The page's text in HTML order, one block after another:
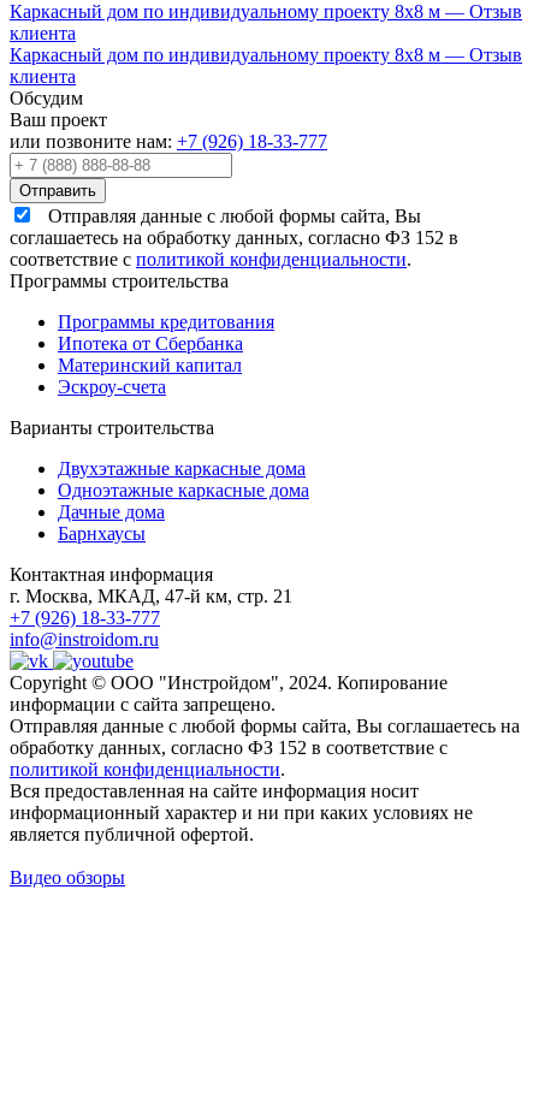
Каркасный дом по индивидуальному проекту 8х8 м — Отзыв
клиента
Каркасный дом по индивидуальному проекту 8х8 м — Отзыв
клиента
Обсудим
Ваш проект
или позвоните нам: +7 (926) 18-33-777
Отправляя данные с любой формы сайта, Вы
соглашаетесь на обработку данных, согласно ФЗ 152 в
соответствие с политикой конфиденциальности.
Программы строительства
Программы кредитования
Ипотека от Сбербанка
Материнский капитал
Эскроу-счета
Варианты строительства
Двухэтажные каркасные дома
Одноэтажные каркасные дома
Дачные дома
Барнхаусы
Контактная информация
г. Москва, МКАД, 47-й км, стр. 21
+7 (926) 18-33-777
info@instroidom.ru
Copyright © ООО "Инстройдом", 2024. Копирование
информации с сайта запрещено.
Отправляя данные с любой формы сайта, Вы соглашаетесь на
обработку данных, согласно ФЗ 152 в соответствие с
политикой конфиденциальности.
Вся предоставленная на сайте информация носит
информационный характер и ни при каких условиях не
является публичной офертой.
Видео обзоры